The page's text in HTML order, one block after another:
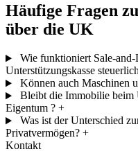
Häufige Fragen
über die UK
Wie funktioniert Sale-
Unterstützungskasse
Können auch Maschinen
Bleibt die Immobilie beim
Eigentum ? +
Was ist der Unterschied
Privatvermögen? +
Kontakt